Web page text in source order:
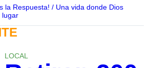
la Respuesta! / Una vida donde Dios
lugar
LOCAL